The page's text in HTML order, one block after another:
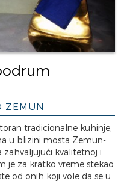
ZEMUN
tradicionalne kuhinje,
u blizini mosta Zemun-
zahvaljujući kvalitetnoj i
je za kratko vreme stekao
od onih koji vole da se u